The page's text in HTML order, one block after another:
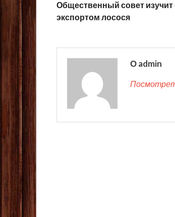
Общественный совет изучит
экспортом лосося
О admin